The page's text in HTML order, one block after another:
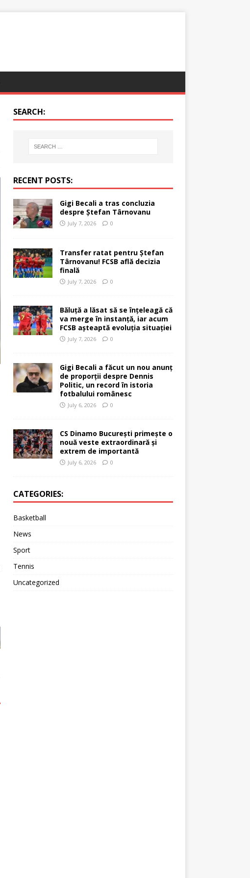
SEARCH:
RECENT POSTS:
Gigi Becali a tras concluzia
despre Ștefan Târnovanu
July 7, 2026 0
Transfer ratat pentru Ștefan
Târnovanu! FCSB află decizia
finală
July 7, 2026 0
Băluță a lăsat să se înțeleagă că
va merge în instanță, iar acum
FCSB așteaptă evoluția situației
July 7, 2026 0
Gigi Becali a făcut un nou anunț
de proporții despre Dennis
Politic, un record în istoria
fotbalului românesc
July 6, 2026 0
CS Dinamo București primește o
nouă veste extraordinară și
extrem de importantă
July 6, 2026 0
CATEGORIES:
Basketball
News
Sport
Tennis
Uncategorized